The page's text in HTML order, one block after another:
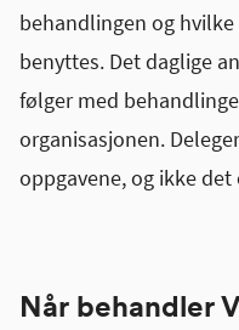
behandlingen og
benyttes. Det daglige
følger med
organisasjonen.
oppgavene, og ikke
Når behandler